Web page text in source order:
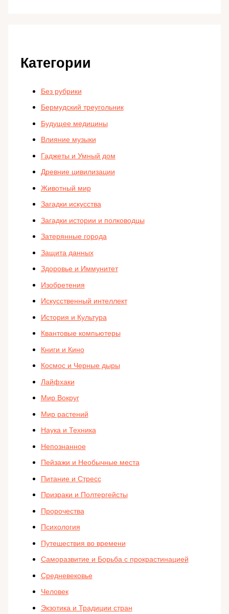
Категории
Без рубрики
Бермудский треугольник
Будущее медицины
Влияние музыки
Гаджеты и Умный дом
Древние цивилизации
Животный мир
Загадки искусства
Загадки истории и полководцы
Затерянные города
Защита данных
Здоровье и Иммунитет
Изобретения
Искусственный интеллект
История и Культура
Квантовые компьютеры
Книги и Кино
Космос и Черные дыры
Лайфхаки
Мир Вокруг
Мир растений
Наука и Техника
Непознанное
Пейзажи и Необычные места
Питание и Стресс
Призраки и Полтергейсты
Пророчества
Психология
Путешествия во времени
Саморазвитие и Борьба с прокрастинацией
Средневековье
Человек
Экзотика и Традиции стран